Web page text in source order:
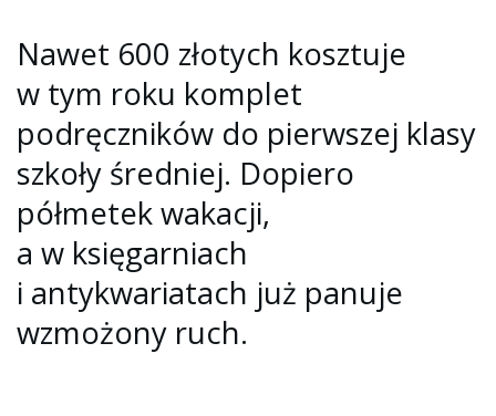
Nawet 600 złotych kosztuje
w tym roku komplet
podręczników do pierwszej klasy
szkoły średniej. Dopiero
półmetek wakacji,
a w księgarniach
i antykwariatach już panuje
wzmożony ruch.